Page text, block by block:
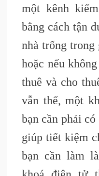
một kênh
bằng cách tận
nhà trống trong
hoặc nếu
thuê và cho
vẫn thế, một
bạn cần phải
giúp tiết kiệm
bạn cần làm